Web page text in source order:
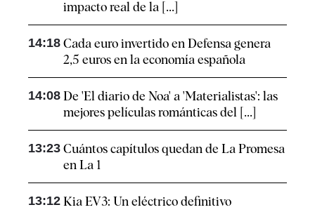
impacto real de la [...]
14:18 Cada euro invertido en Defensa genera
2,5 euros en la economía española
14:08 De 'El diario de Noa' a 'Materialistas': las
mejores películas románticas del [...]
13:23 Cuántos capítulos quedan de La Promesa
en La 1
13:12 Kia EV3: Un eléctrico definitivo